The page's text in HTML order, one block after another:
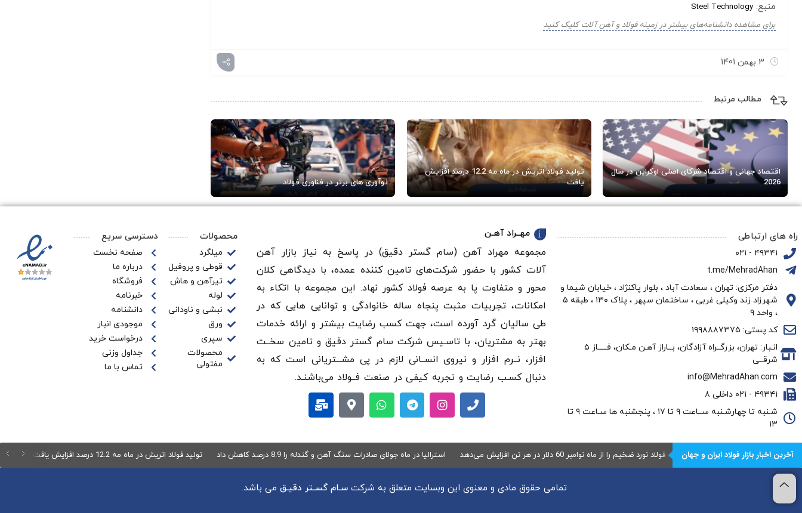
منبع: Steel Technology
برای مشاهده دانشنامه‌های بیشتر در زمینه فولاد و آهن آلات کلیک کنید
3 بهمن 1401
مطالب مرتبط
اقتصاد جهانی و اقتصاد شرکای اصلی اوکراین در سال
2026
تولید فولاد اتریش در ماه مه 12.2 درصد افزایش
یافت
نوآوری های برتر در فناوری فولاد
راه های ارتباطی
۴۹۳۴۱ - ۰۲۱
t.me/MehradAhan
دفتر مرکزی: تهران ، سعادت آباد ، بلوار پاکنژاد ، خیابان شیما و
شهرزاد زند وکیلی غربی ، ساختمان سپهر ، پلاک ۱۳۰ ، طبقه ۵
، واحد ۹
کد پستی: ۱۹۹۸۸۸۷۳۷۵
انـبار: تهران، بزرگــراه آزادگان، بــاراز آهـن مـکان، فـــــاز ۵
شرقــی
info@MehradAhan.com
۴۹۳۴۱ - ۰۲۱ داخلی ۸
شـنبه تا چهارشـنبه ســاعت ۹ تا ۱۷ ، پنجشنبه ها سـاعت ۹ تا
۱۳
مهــراد آهـن
مجموعه مهراد آهن (سام گستر دقيق) در پاسخ به نیاز بازار آهن‌
آلات کشور با حضور شرکت‌های تامین کننده عمده، با دیدگاهی کلان
محور و متفاوت پا به عرصه فولاد کشور نهاد. این مجموعه با اتکاء به
امکانات، تجربیات مثبت پنجاه ساله خانوادگی و توانایی هایی که در
طی سالیان گرد آورده است، جهت کسب رضایت بیشتر و ارائه خدمات
بهتر به مشتریان، با تاسـیس شرکت سام گستر دقيق و تامین سخــت
افزار، نــرم افزار و نیروی انســانی لازم در پی مشـــتریانی است که به
دنبال کسـب رضایت و تجربه کیفی در صنعت فــولاد می‌باشنـد.
محصولات
میلگرد
قوطی و پروفیل
تیرآهن و هاش
لوله
نبشی و ناودانی
ورق
سپری
محصولات
مفتولی
دسترسی سریع
صفحه نخست
درباره ما
فروشگاه
خبرنامه
دانشنامه
موجودی انبار
درخواست خرید
جداول وزنی
تماس با ما
آخرین اخبار بازار فولاد ایران و جهان
شرکت نوکور (Nucor) قیمت فولاد نورد ضخیم را از ماه نوامبر 60 دلار در هر تن افزایش می‌دهد استرالیا در ماه جولای صادرات سنگ آهن و گندله را 8.9 درصد کاهش داد تولید فولاد اتریش در ماه مه 12.2 درصد افزایش یافت صادرات فولاد چین در ماه مه
تمامی حقوق مادی و معنوی این وبسایت متعلق به شرکت سـام گسـتر دقیـق می باشد.